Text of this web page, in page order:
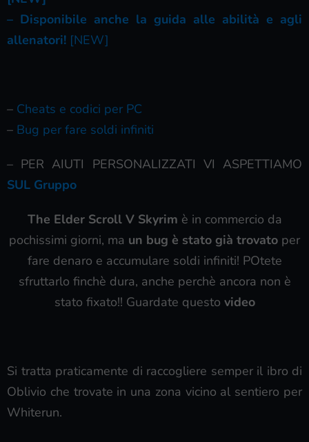
– Disponibile anche la guida alle abilità e agli
allenatori! [NEW]
– Cheats e codici per PC
– Bug per fare soldi infiniti
– PER AIUTI PERSONALIZZATI VI ASPETTIAMO
SUL Gruppo
The Elder Scroll V Skyrim è in commercio da
pochissimi giorni, ma un bug è stato già trovato per
fare denaro e accumulare soldi infiniti! POtete
sfruttarlo finchè dura, anche perchè ancora non è
stato fixato!! Guardate questo video
Si tratta praticamente di raccogliere semper il ibro di
Oblivio che trovate in una zona vicino al sentiero per
Whiterun.